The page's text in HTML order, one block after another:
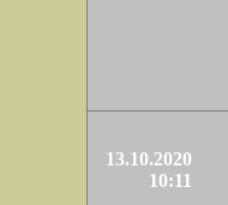
13.10.2020
10:11